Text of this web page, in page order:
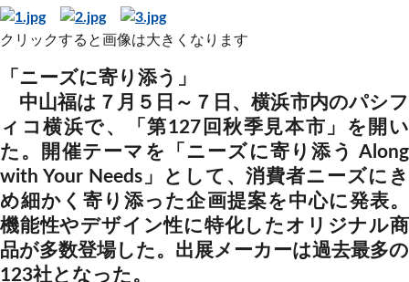
クリックすると画像は大きくなります
「ニーズに寄り添う」
中山福は７月５日～７日、横浜市内のパシフ
ィコ横浜で、「第127回秋季見本市」を開い
た。開催テーマを「ニーズに寄り添う Along
with Your Needs」として、消費者ニーズにき
め細かく寄り添った企画提案を中心に発表。
機能性やデザイン性に特化したオリジナル商
品が多数登場した。出展メーカーは過去最多の
123社となった。